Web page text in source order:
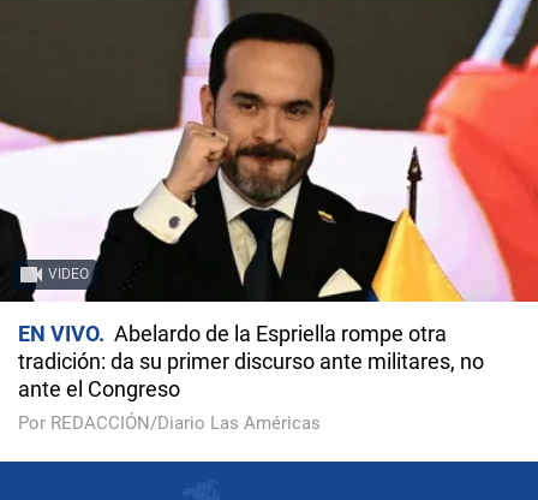
VIDEO
EN VIVO
Abelardo de la Espriella rompe otra
tradición: da su primer discurso ante militares, no
ante el Congreso
Por REDACCIÓN/Diario Las Américas